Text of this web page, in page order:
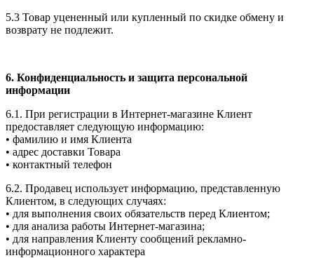
5.3 Товар уцененный или купленный по скидке обмену и
возврату не подлежит.
6. Конфиденциальность и защита персональной
информации
6.1. При регистрации в Интернет-магазине Клиент
предоставляет следующую информацию:
• фамилию и имя Клиента
• адрес доставки Товара
• контактный телефон
6.2. Продавец использует информацию, представленную
Клиентом, в следующих случаях:
• для выполнения своих обязательств перед Клиентом;
• для анализа работы Интернет-магазина;
• для направления Клиенту сообщений рекламно-
информационного характера